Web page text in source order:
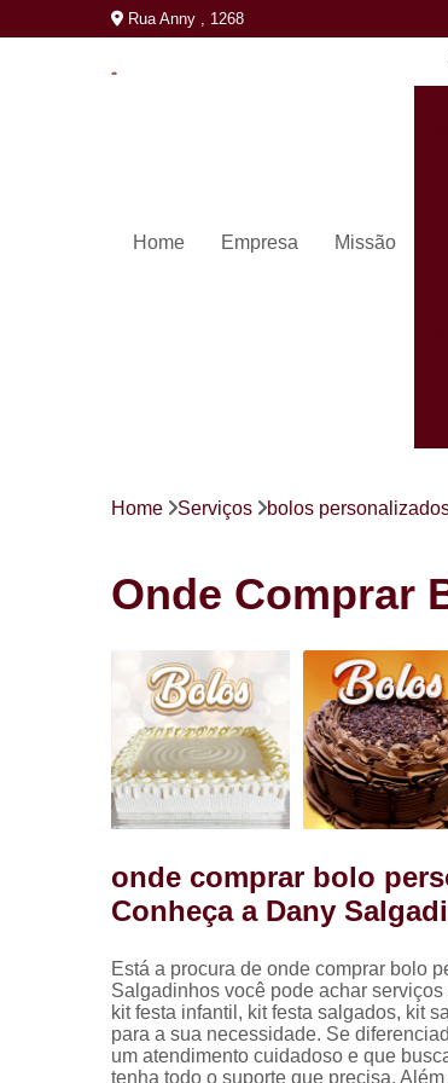
Rua Anny , 1268
Home Empresa Missão
Home Serviços bolos
Onde Comprar
onde comprar bolo
Conheça a Dany
Está a procura de onde comprar bolo
Salgadinhos você pode achar
kit festa infantil, kit festa salgados, kit
para a sua necessidade. Se
um atendimento cuidadoso e que
tenha todo o suporte que precisa.